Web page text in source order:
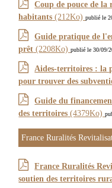
Coup de pouce de la
habitants (212Ko)publié le
Guide pratique de
prêt (2208Ko)publié le 30/09/
Aides-territoires : la
pour trouver des
Guide du
des territoires (4379Ko)
France Ruralités
France Ruralités
soutien des territoires